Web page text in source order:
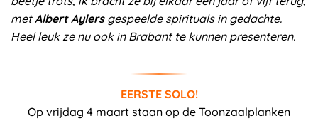
metAlbert Aylersgespeelde spirituals in gedachte.
Heel leuk ze nu ook in Brabant te kunnen presenteren.
EERSTE SOLO!
Op vrijdag 4 maart staan op de Toonzaalplanken